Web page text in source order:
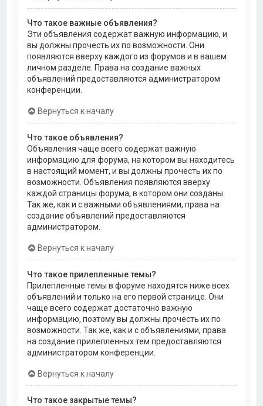
Что такое важные объявления?
Эти объявления содержат важную информацию, и
вы должны прочесть их по возможности. Они
появляются вверху каждого из форумов и в вашем
личном разделе. Права на создание важных
объявлений предоставляются администратором
конференции.
Вернуться к началу
Что такое объявления?
Объявления чаще всего содержат важную
информацию для форума, на котором вы находитесь
в настоящий момент, и вы должны прочесть их по
возможности. Объявления появляются вверху
каждой страницы форума, в котором они созданы.
Так же, как и с важными объявлениями, права на
создание объявлений предоставляются
администратором.
Вернуться к началу
Что такое прилепленные темы?
Прилепленные темы в форуме находятся ниже всех
объявлений и только на его первой странице. Они
чаще всего содержат достаточно важную
информацию, поэтому вы должны прочесть их по
возможности. Так же, как и с объявлениями, права
на создание прилепленных тем предоставляются
администратором конференции.
Вернуться к началу
Что такое закрытые темы?